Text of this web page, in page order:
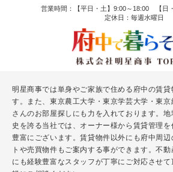
営業時間：【平日・土】9:00～18:00 【日
定休日：毎週水曜日
明星商事では単身やご家族で住める府中の賃貸
す。また、東京農工大学・東京学芸大学・東
さんのお部屋探しにも力を入れております。
史を誇る当社では、オーナー様から賃貸管理
豊富にございます。賃貸物件以外にも府中周
トや売買物件もご案内する事ができます。不
にも経験豊富なスタッフが丁寧にご対応させ